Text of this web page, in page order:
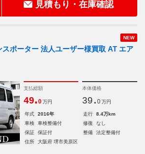
見積もり・在庫確認
NEW
ポーター 法人ユーザー様買取 AT エア
支払総額
49.0 万円
本体価格
39. 0 万円
年式 2016年 走行
8.4万km
車検
車検整備付 修復
なし
保証
保証付 整備
法定整備付
住所
大阪府 堺市美原区